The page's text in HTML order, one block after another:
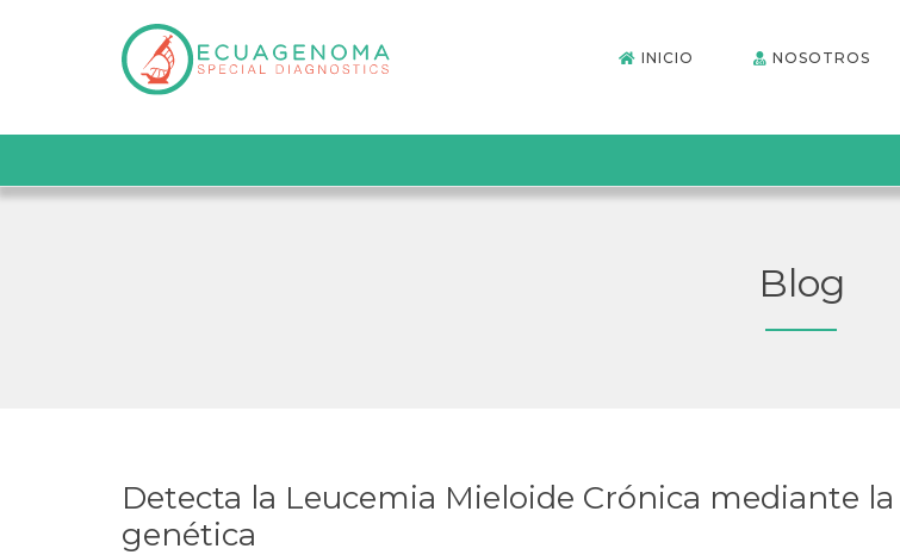
INICIO NOSOTROS
Blog
Detecta la Leucemia Mieloide Crónica mediante
genética